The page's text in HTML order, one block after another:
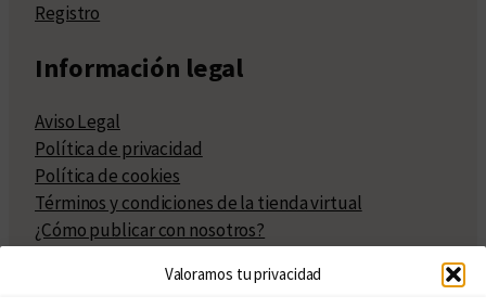
Valoramos tu privacidad
Registro
Información legal
Aviso Legal
Política de privacidad
Política de cookies
Términos y condiciones de la tienda virtual
¿Cómo publicar con nosotros?
Políticas de publicación